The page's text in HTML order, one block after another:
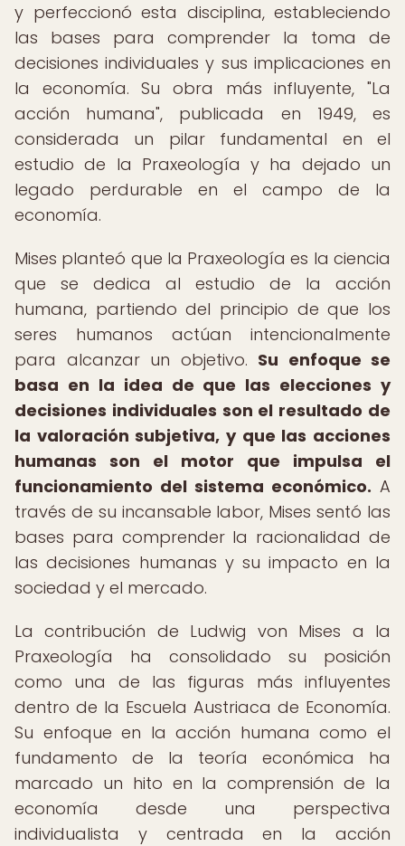
y perfeccionó esta disciplina, estableciendo
las bases para comprender la toma de
decisiones individuales y sus implicaciones en
la economía. Su obra más influyente, "La
acción humana", publicada en 1949, es
considerada un pilar fundamental en el
estudio de la Praxeología y ha dejado un
legado perdurable en el campo de la
economía.
Mises planteó que la Praxeología es la ciencia
que se dedica al estudio de la acción
humana, partiendo del principio de que los
seres humanos actúan intencionalmente
para alcanzar un objetivo. Su enfoque se
basa en la idea de que las elecciones y
decisiones individuales son el resultado de
la valoración subjetiva, y que las acciones
humanas son el motor que impulsa el
funcionamiento del sistema económico. A
través de su incansable labor, Mises sentó las
bases para comprender la racionalidad de
las decisiones humanas y su impacto en la
sociedad y el mercado.
La contribución de Ludwig von Mises a la
Praxeología ha consolidado su posición
como una de las figuras más influyentes
dentro de la Escuela Austriaca de Economía.
Su enfoque en la acción humana como el
fundamento de la teoría económica ha
marcado un hito en la comprensión de la
economía desde una perspectiva
individualista y centrada en la acción